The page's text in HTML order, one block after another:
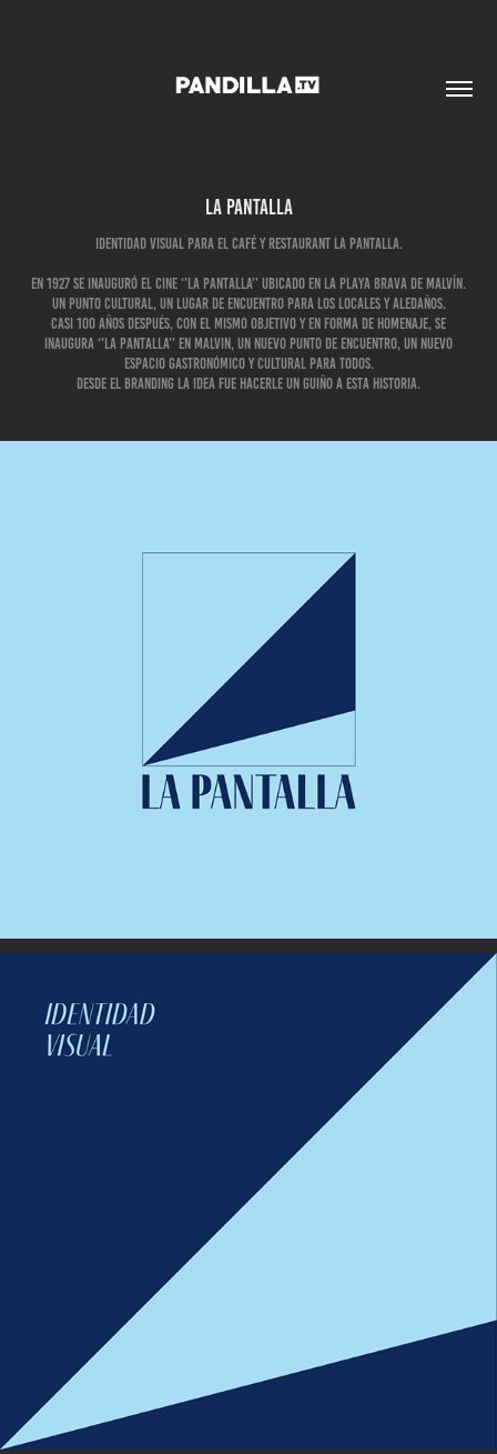
La Pantalla
Identidad visual para el café y restaurant La Pantalla.
En 1927 se inauguró el cine ‘’La Pantalla’’ ubicado en la Playa Brava de Malvín.
Un punto cultural, un lugar de encuentro para los locales y aledaños.
Casi 100 años después, con el mismo objetivo y en forma de homenaje, se
inaugura ‘’La Pantalla’’ en Malvin, un nuevo punto de encuentro, un nuevo
espacio gastronómico y cultural para todos.
Desde el branding la idea fue hacerle un guiño a esta historia.